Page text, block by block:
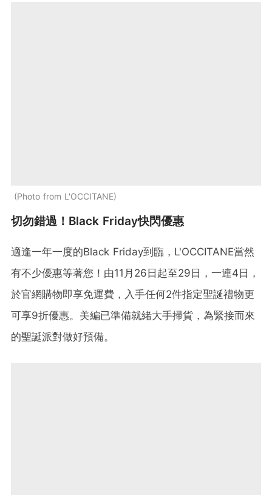
Photo from L'OCCITANE
切勿錯過！Black Friday快閃優惠
適逢一年一度的Black Friday到臨，L'OCCITANE當然
有不少優惠等著您！由11月26日起至29日，一連4日，
於官網購物即享免運費，入手任何2件指定聖誕禮物更
可享9折優惠。美編已準備就緒大手掃貨，為緊接而來
的聖誕派對做好預備。